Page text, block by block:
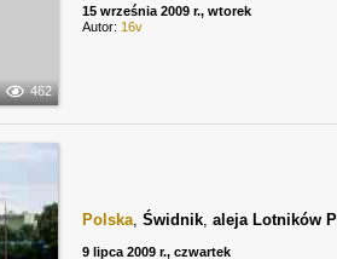
462
15 września 2009 r., wtorek
Autor: 16v
Polska, Świdnik, aleja Lotników
9 lipca 2009 r., czwartek